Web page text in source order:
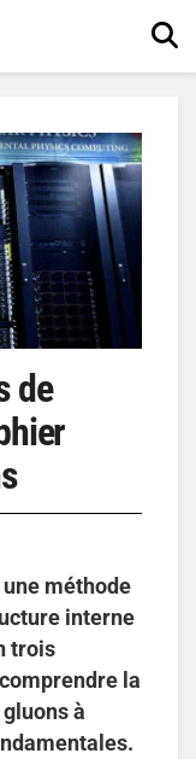
de
méthode
interne
trois
la
à